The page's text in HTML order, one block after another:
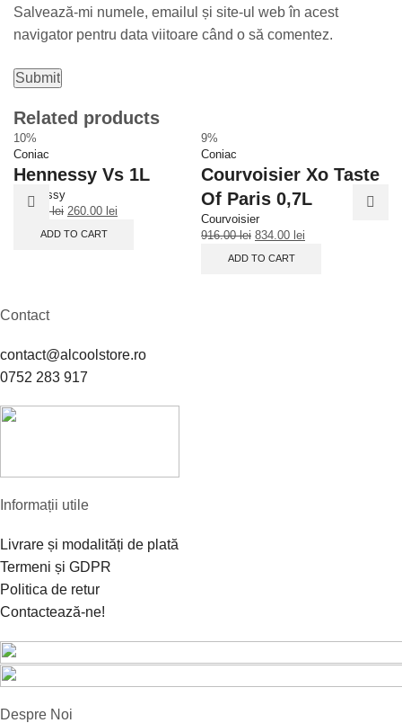
Salvează-mi numele, emailul și site-ul web în acest
navigator pentru data viitoare când o să comentez.
Related products
10%
Coniac
Hennessy Vs 1L
Hennessy
290.00lei 260.00 lei
ADD TO CART
9%
Coniac
Courvoisier Xo Taste
Of Paris 0,7L
Courvoisier
916.00lei 834.00 lei
ADD TO CART
Contact
contact@alcoolstore.ro
0752 283 917
Informații utile
Livrare și modalități de plată
Termeni și GDPR
Politica de retur
Contactează-ne!
Despre Noi